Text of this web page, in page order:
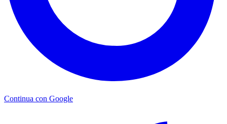
Continua con Google